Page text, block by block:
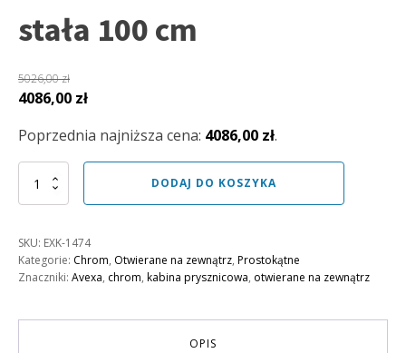
stała 100 cm
5026,00zł
Pierwotna
wynosiła:
5026,00 zł.
4086,00 złAktualna
wynosi:
4086,00 zł.
Poprzednia najniższa cena: 4086,00 zł.
ilość
Chrome,
drzwi
prawe
DODAJ DO KOSZYKA
SKU: EXK-1474
Kategorie: Chrom, Otwierane na zewnątrz, Prostokątne
Znaczniki: Avexa, chrom, kabina prysznicowa, otwierane na zewnątrz
OPIS